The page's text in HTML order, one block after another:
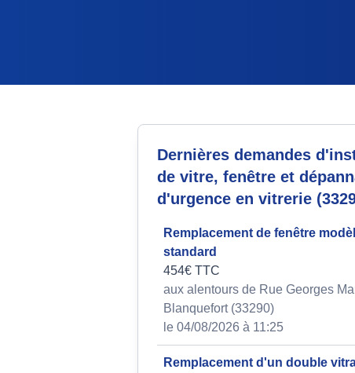
Dernières demandes
de vitre, fenêtre et
d'urgence en vitrerie
Remplacement de fenêtre
standard
454€ TTC
aux alentours de Rue Georges
Blanquefort (33290)
le 04/08/2026 à 11:25
Remplacement d'un double